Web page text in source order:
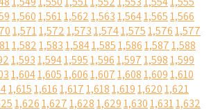
1,5601,5611,5621,5631,5641,5651,566
1,5711,5721,5731,5741,5751,5761,577
1,5821,5831,5841,5851,5861,5871,588
1,5931,5941,5951,5961,5971,5981,599
1,6041,6051,6061,6071,6081,6091,610
1,6151,6161,6171,6181,6191,6201,621
1,6261,6271,6281,6291,6301,6311,632